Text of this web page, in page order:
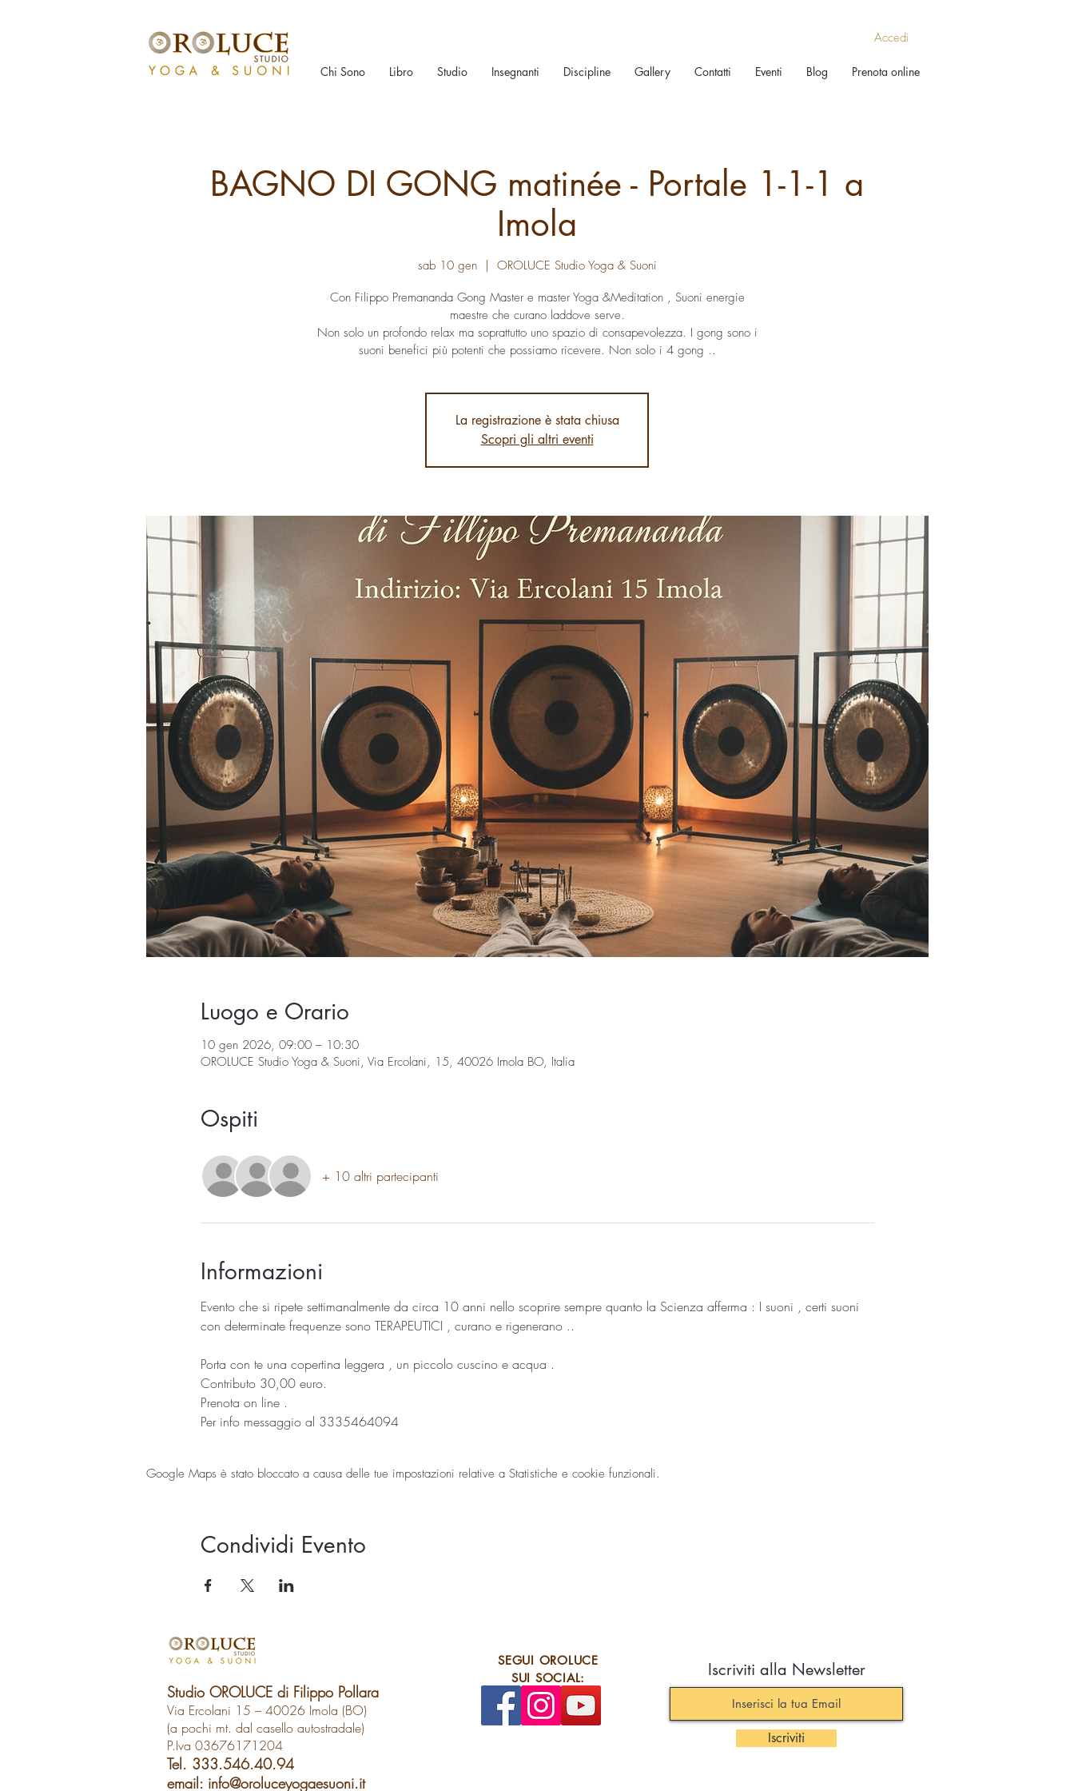
Chi Sono Libro Studio Insegnanti Discipline Gallery Contatti Eventi Blog Prenota online
Accedi
BAGNO DI GONG matinée - Portale 1-1-1 a
Imola
sab 10 gen
  |
OROLUCE Studio Yoga & Suoni
Con Filippo Premananda Gong Master e master Yoga &Meditation , Suoni energie
maestre che curano laddove serve.
Non solo un profondo relax ma soprattutto uno spazio di consapevolezza. I gong sono i
suoni benefici più potenti che possiamo ricevere. Non solo i 4 gong ..
La registrazione è stata chiusa
Scopri gli altri eventi
Luogo e Orario
10 gen 2026, 09:00 – 10:30
OROLUCE Studio Yoga & Suoni, Via Ercolani, 15, 40026 Imola BO, Italia
Ospiti
+ 10 altri partecipanti
Informazioni
Evento che si ripete settimanalmente da circa 10 anni nello scoprire sempre quanto la Scienza afferma : I suoni , certi suoni
con determinate frequenze sono TERAPEUTICI , curano e rigenerano ..
Porta con te una copertina leggera , un piccolo cuscino e acqua .
Contributo 30,00 euro.
Prenota on line .
Per info messaggio al 3335464094
Google Maps è stato bloccato a causa delle tue impostazioni relative a Statistiche e cookie funzionali.
Condividi Evento
Studio OROLUCE di Filippo Pollara
Via Ercolani 15 – 40026 Imola (BO)
(a pochi mt. dal casello autostradale)
P.Iva 03676171204
Tel. 333.546.40.94
email: info@oroluceyogaesuoni.it
SEGUI OROLUCE
SUI SOCIAL:
Iscriviti alla Newsletter
Iscriviti